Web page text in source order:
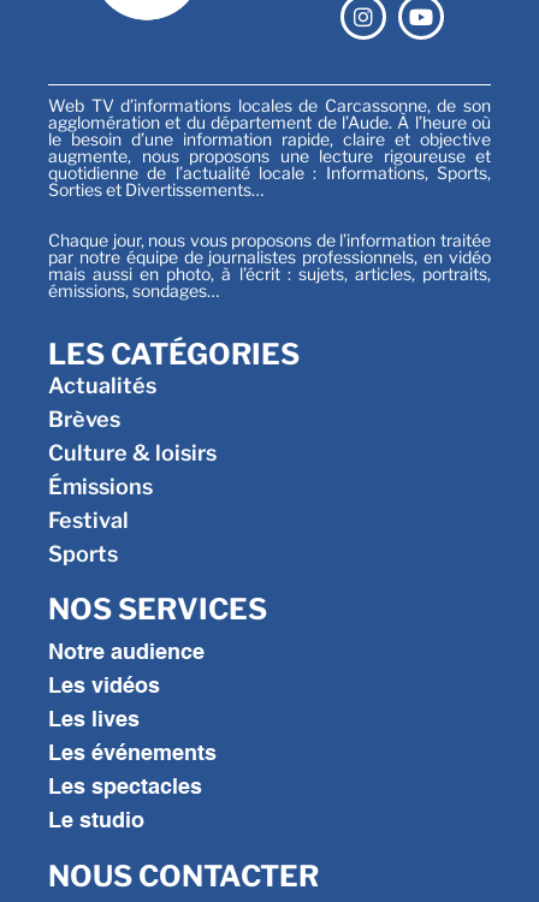
Web TV d’informations locales de Carcassonne, de son
agglomération et du département de l’Aude. À l’heure où
le besoin d’une information rapide, claire et objective
augmente, nous proposons une lecture rigoureuse et
quotidienne de l’actualité locale : Informations, Sports,
Sorties et Divertissements…
Chaque jour, nous vous proposons de l’information traitée
par notre équipe de journalistes professionnels, en vidéo
mais aussi en photo, à l’écrit : sujets, articles, portraits,
émissions, sondages…
LES CATÉGORIES
Actualités
Brèves
Culture & loisirs
Émissions
Festival
Sports
NOS SERVICES
Notre audience
Les vidéos
Les lives
Les événements
Les spectacles
Le studio
NOUS CONTACTER